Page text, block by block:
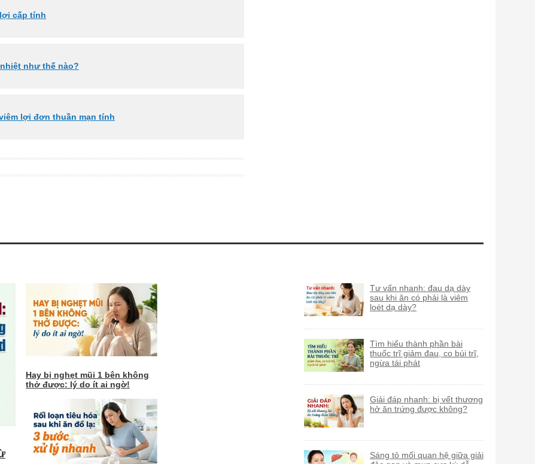
cấp tính
như thế nào?
lợi đơn thuần mạn tính
Hay bị nghẹt mũi 1 bên không
thở được: lý do ít ai ngờ!
Tư vấn nhanh: đau dạ dày
sau khi ăn có phải là viêm
loét dạ dày?
Tìm hiểu thành phần bài
thuốc trĩ giảm đau, co búi trĩ,
ngừa tái phát
Giải đáp nhanh: bị vết thương
hở ăn trứng được không?
Sáng tỏ mối quan hệ giữa giải